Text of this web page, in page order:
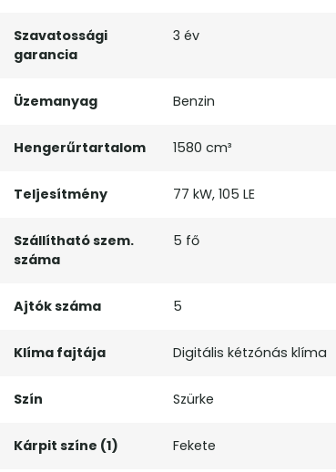
Szavatossági
garancia
3 év
Üzemanyag Benzin
Hengerűrtartalom 1580 cm³
Teljesítmény 77 kW, 105 LE
Szállítható szem.
száma
5 fő
Ajtók száma 5
Klíma fajtája Digitális kétzónás klíma
Szín Szürke
Kárpit színe (1) Fekete